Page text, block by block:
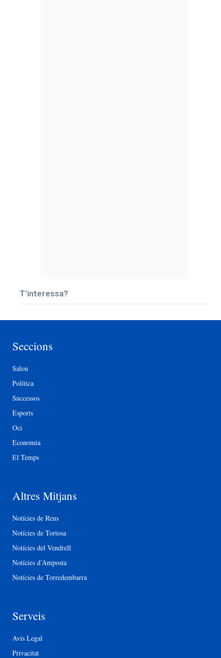
T’interessa?
Seccions
Salou
Política
Successos
Esports
Oci
Economia
El Temps
Altres Mitjans
Notícies de Reus
Notícies de Tortosa
Notícies del Vendrell
Notícies d’Amposta
Notícies de Torredembarra
Serveis
Avís Legal
Privacitat